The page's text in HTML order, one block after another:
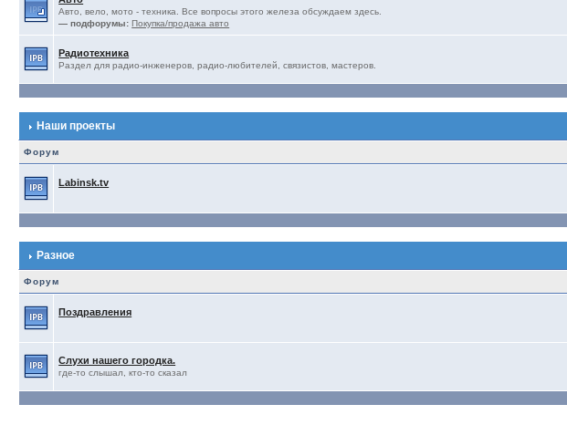
Авто, вело, мото - техника. Все вопросы этого железа обсуждаем здесь.
— подфорумы: Покупка/продажа авто
Радиотехника
Раздел для радио-инженеров, радио-любителей, связистов, мастеров.
Наши проекты
Форум
Labinsk.tv
Разное
Форум
Поздравления
Слухи нашего городка.
где-то слышал, кто-то сказал